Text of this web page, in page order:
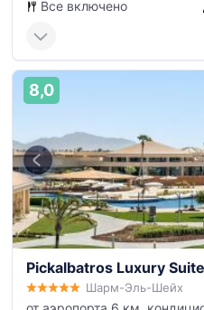
Все включено
8,0
Pickalbatros Luxury
Шарм-Эль-Шейх